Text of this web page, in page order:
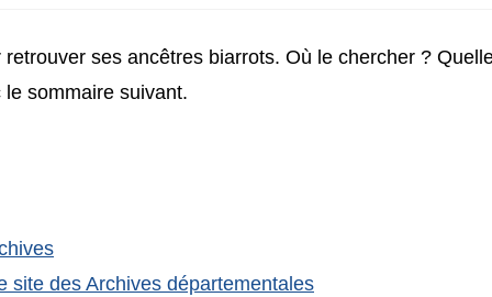
ses ancêtres biarrots. Où le chercher ?
le sommaire suivant.
site des Archives départementales